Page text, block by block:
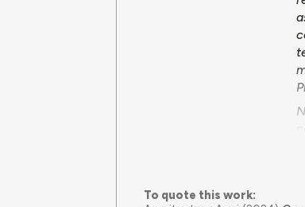
To quote this work: